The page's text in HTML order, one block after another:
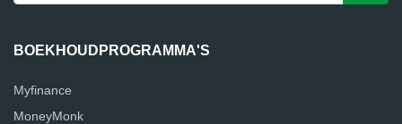
BOEKHOUDPROGRAMMA'S
Myfinance
MoneyMonk